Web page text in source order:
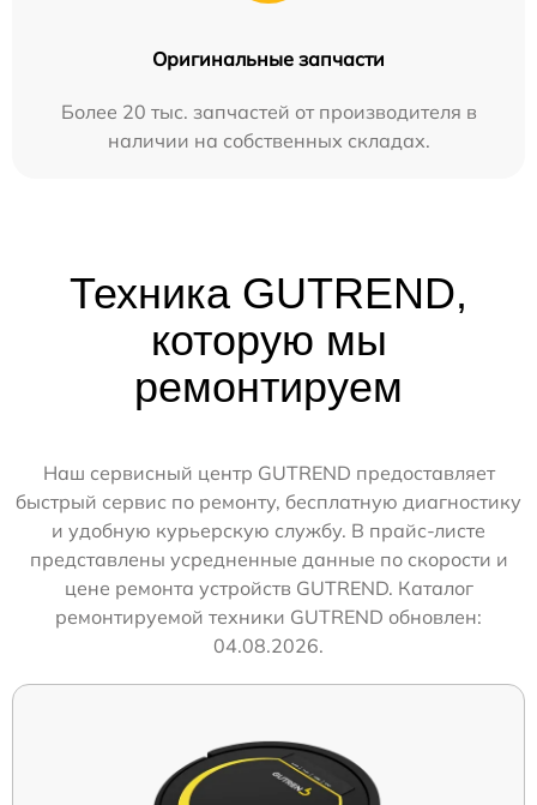
Оригинальные запчасти
Более 20 тыс. запчастей от производителя в
наличии на собственных складах.
Техника GUTREND,
которую мы
ремонтируем
Наш сервисный центр GUTREND предоставляет
быстрый сервис по ремонту, бесплатную диагностику
и удобную курьерскую службу. В прайс-листе
представлены усредненные данные по скорости и
цене ремонта устройств GUTREND. Каталог
ремонтируемой техники GUTREND обновлен:
04.08.2026.